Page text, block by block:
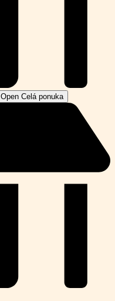
Open Celá ponuka